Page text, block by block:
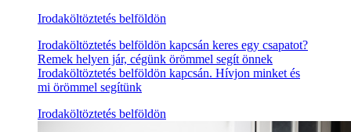
Irodaköltöztetés belföldön
Irodaköltöztetés belföldön kapcsán keres egy csapatot?
Remek helyen jár, cégünk örömmel segít önnek
Irodaköltöztetés belföldön kapcsán. Hívjon minket és
mi örömmel segítünk
Irodaköltöztetés belföldön